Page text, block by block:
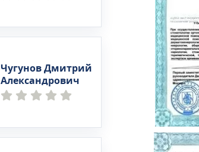
Чугунов Дмитрий
Александрович